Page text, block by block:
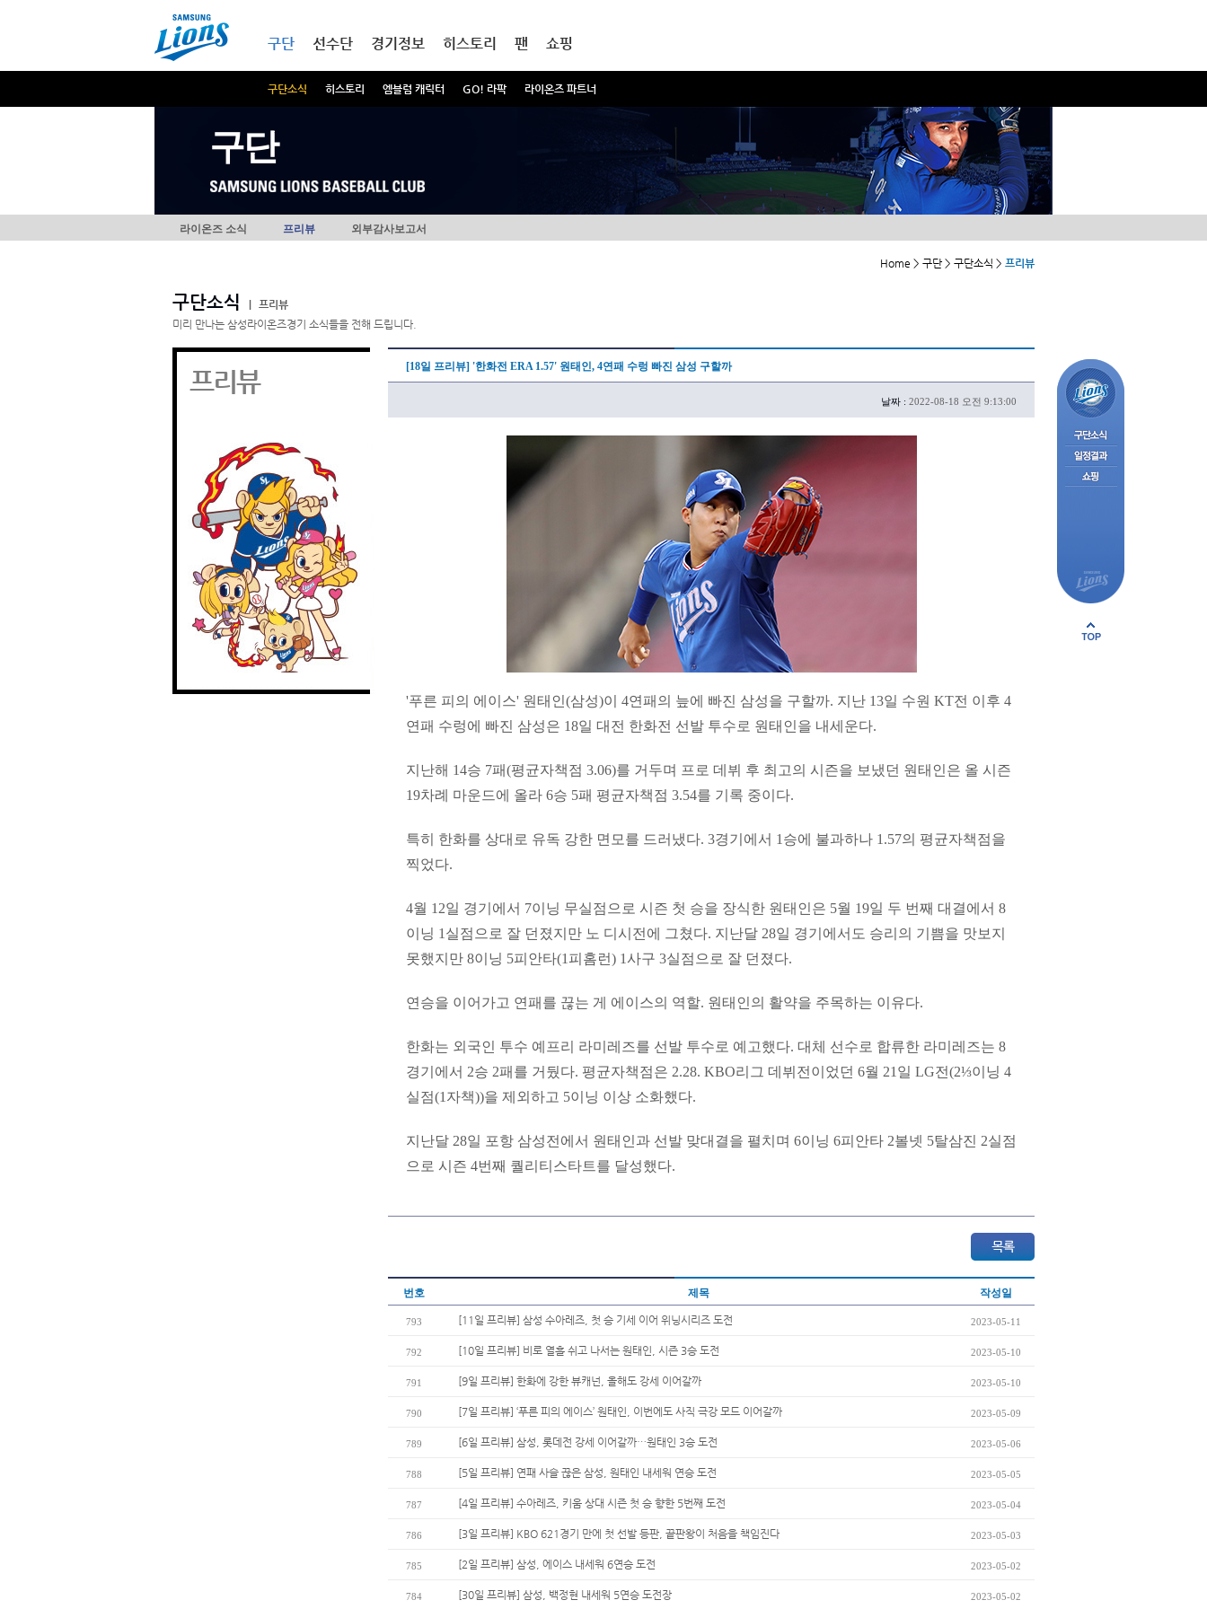
구단
구단소식 히스토리 엠블럼 캐릭터 GO! 라팍 라이온즈 파트너
선수단 경기정보 히스토리 팬 쇼핑
구단
라이온즈 소식 프리뷰 외부감사보고서
Home > 구단 > 구단소식 > 프리뷰
구단소식
프리뷰
미리 만나는 삼성라이온즈경기 소식들을 전해 드립니다.
프리뷰 [18일 프리뷰] '한화전 ERA 1.57' 원태인, 4연패 수렁 빠진 삼성 구할까
날짜 : 2022-08-18 오전 9:13:00
'푸른 피의 에이스' 원태인(삼성)이 4연패의 늪에 빠진 삼성을 구할까. 지난 13일 수원 KT전 이후 4
연패 수렁에 빠진 삼성은 18일 대전 한화전 선발 투수로 원태인을 내세운다.
지난해 14승 7패(평균자책점 3.06)를 거두며 프로 데뷔 후 최고의 시즌을 보냈던 원태인은 올 시즌
19차례 마운드에 올라 6승 5패 평균자책점 3.54를 기록 중이다.
특히 한화를 상대로 유독 강한 면모를 드러냈다. 3경기에서 1승에 불과하나 1.57의 평균자책점을
찍었다.
4월 12일 경기에서 7이닝 무실점으로 시즌 첫 승을 장식한 원태인은 5월 19일 두 번째 대결에서 8
이닝 1실점으로 잘 던졌지만 노 디시전에 그쳤다. 지난달 28일 경기에서도 승리의 기쁨을 맛보지
못했지만 8이닝 5피안타(1피홈런) 1사구 3실점으로 잘 던졌다.
연승을 이어가고 연패를 끊는 게 에이스의 역할. 원태인의 활약을 주목하는 이유다.
한화는 외국인 투수 예프리 라미레즈를 선발 투수로 예고했다. 대체 선수로 합류한 라미레즈는 8
경기에서 2승 2패를 거뒀다. 평균자책점은 2.28. KBO리그 데뷔전이었던 6월 21일 LG전(2⅓이닝 4
실점(1자책))을 제외하고 5이닝 이상 소화했다.
지난달 28일 포항 삼성전에서 원태인과 선발 맞대결을 펼치며 6이닝 6피안타 2볼넷 5탈삼진 2실점
으로 시즌 4번째 퀄리티스타트를 달성했다.
번호 제목 작성일
793 [11일 프리뷰] 삼성 수아레즈, 첫 승 기세 이어 위닝시리즈 도전 2023-05-11
792 [10일 프리뷰] 비로 열흘 쉬고 나서는 원태인, 시즌 3승 도전 2023-05-10
791 [9일 프리뷰] 한화에 강한 뷰캐넌, 올해도 강세 이어갈까 2023-05-10
790 [7일 프리뷰] ‘푸른 피의 에이스’ 원태인, 이번에도 사직 극강 모드 이어갈까 2023-05-09
789 [6일 프리뷰] 삼성, 롯데전 강세 이어갈까…원태인 3승 도전 2023-05-06
788 [5일 프리뷰] 연패 사슬 끊은 삼성, 원태인 내세워 연승 도전 2023-05-05
787 [4일 프리뷰] 수아레즈, 키움 상대 시즌 첫 승 향한 5번째 도전 2023-05-04
786 [3일 프리뷰] KBO 621경기 만에 첫 선발 등판, 끝판왕이 처음을 책임진다 2023-05-03
785 [2일 프리뷰] 삼성, 에이스 내세워 6연승 도전 2023-05-02
784 [30일 프리뷰] 삼성, 백정현 내세워 5연승 도전장 2023-05-02